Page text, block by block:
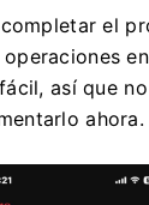
el
así que
ahora.